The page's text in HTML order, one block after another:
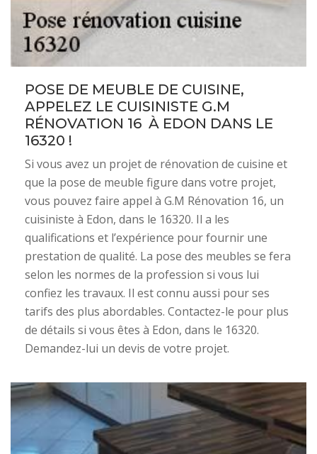
POSE DE MEUBLE DE CUISINE,
APPELEZ LE CUISINISTE G.M
RÉNOVATION 16 À EDON DANS LE
16320 !
Si vous avez un projet de rénovation de cuisine et
que la pose de meuble figure dans votre projet,
vous pouvez faire appel à G.M Rénovation 16, un
cuisiniste à Edon, dans le 16320. Il a les
qualifications et l’expérience pour fournir une
prestation de qualité. La pose des meubles se fera
selon les normes de la profession si vous lui
confiez les travaux. Il est connu aussi pour ses
tarifs des plus abordables. Contactez-le pour plus
de détails si vous êtes à Edon, dans le 16320.
Demandez-lui un devis de votre projet.